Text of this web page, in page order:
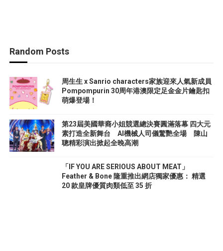
Random Posts
周生生 x Sanrio characters家族迎來人氣新成員
Pompompurin 30周年港澳限定足金金片鑰匙扣
萌爆登場！
第23屆美國華裔小姐競選總決賽圓滿落幕 四大元
素打造全新舞台 AI機械人司儀驚艷全場 陳山
聰精彩演出掀起全晚高潮
「IF YOU ARE SERIOUS ABOUT MEAT」
Feather & Bone 隆重推出網店獨家優惠： 精選
20 款皇牌優質肉類低至 35 折